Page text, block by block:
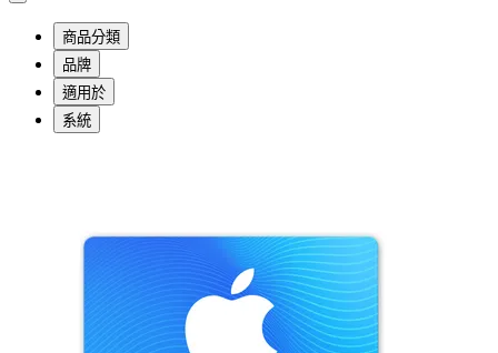
商品分類
品牌
適用於
系統